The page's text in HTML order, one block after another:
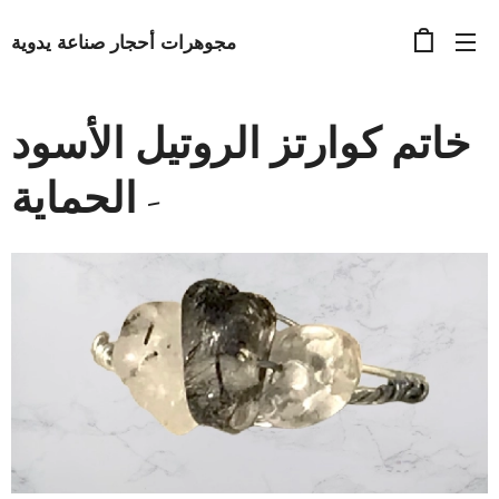
مجوهرات أحجار صناعة يدوية
خاتم كوارتز الروتيل الأسود
- الحماية